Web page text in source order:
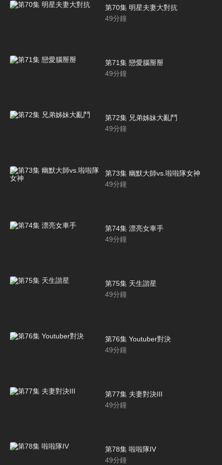
第70集 明星夫妻大對抗
49分鐘
第71集 戀愛腦掰掰
49分鐘
第72集 兄弟姊妹大亂鬥
49分鐘
第73集 幽默大師vs.啦啦隊女神
49分鐘
第74集 漂亮女車手
49分鐘
第75集 天生諧星
49分鐘
第76集 Youtuber對決
49分鐘
第77集 夫妻對決III
49分鐘
第78集 啦啦隊IV
49分鐘